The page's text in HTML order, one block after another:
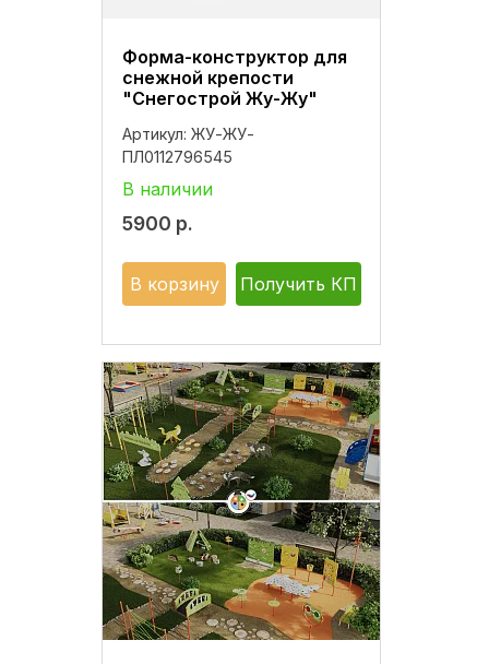
Форма-конструктор для
снежной крепости
"Снегострой Жу-Жу"
Артикул: ЖУ-ЖУ-
ПЛ0112796545
В наличии
5900 р.
В корзину Получить КП